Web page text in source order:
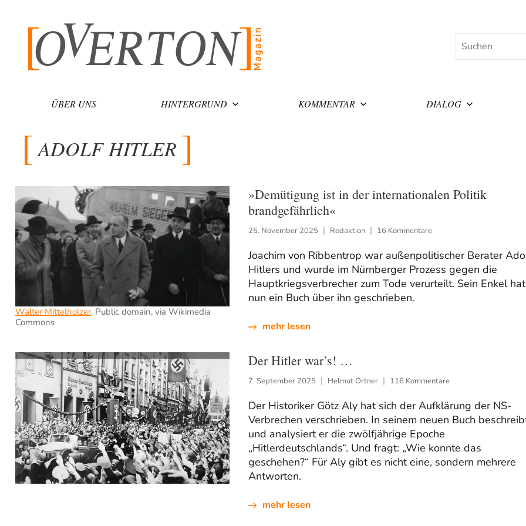
Suchen
ÜBER UNS HINTERGRUND KOMMENTAR DIALOG
ADOLF HITLER
Walter Mittelholzer, Public domain, via Wikimedia
Commons
»Demütigung ist in der internationalen Politik
brandgefährlich«
25. November 2025 Redaktion 16 Kommentare
Joachim von Ribbentrop war außenpolitischer Berater
Hitlers und wurde im Nürnberger Prozess gegen die
Hauptkriegsverbrecher zum Tode verurteilt. Sein Enkel hat
nun ein Buch über ihn geschrieben.
mehr lesen
Der Hitler war’s! …
7. September 2025 Helmut Ortner 116 Kommentare
Der Historiker Götz Aly hat sich der Aufklärung der NS-
Verbrechen verschrieben. In seinem neuen Buch
und analysiert er die zwölfjährige Epoche
„Hitlerdeutschlands“. Und fragt: „Wie konnte das
geschehen?“ Für Aly gibt es nicht eine, sondern mehrere
Antworten.
mehr lesen